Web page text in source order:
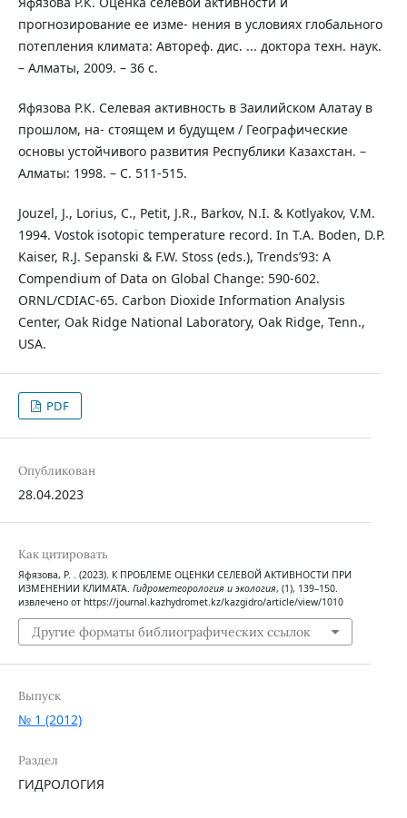
прогнозирование ее изме- нения в условиях глобального
потепления климата: Автореф. дис. ... доктора техн. наук.
– Алматы, 2009. – 36 с.
Яфязова Р.К. Селевая активность в Заилийском Алатау в
прошлом, на- стоящем и будущем / Географические
основы устойчивого развития Республики Казахстан. –
Алматы: 1998. – С. 511-515.
Jouzel, J., Lorius, C., Petit, J.R., Barkov, N.I. & Kotlyakov, V.M.
1994. Vostok isotopic temperature record. In T.A. Boden, D.P.
Kaiser, R.J. Sepanski & F.W. Stoss (eds.), Trends’93: A
Compendium of Data on Global Change: 590-602.
ORNL/CDIAC-65. Carbon Dioxide Information Analysis
Center, Oak Ridge National Laboratory, Oak Ridge, Tenn.,
USA.
PDF
Опубликован
28.04.2023
Как цитировать
Яфязова, Р. . (2023). К ПРОБЛЕМЕ ОЦЕНКИ СЕЛЕВОЙ АКТИВНОСТИ ПРИ
ИЗМЕНЕНИИ КЛИМАТА. Гидрометеорология и экология, (1), 139–150.
извлечено от https://journal.kazhydromet.kz/kazgidro/article/view/1010
Другие форматы библиографических ссылок
Выпуск
№ 1 (2012)
Раздел
ГИДРОЛОГИЯ